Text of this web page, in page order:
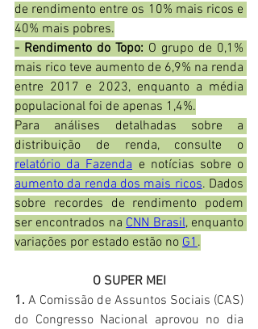
de rendimento entre os 10% mais ricos e
40% mais pobres.
- Rendimento do Topo: O grupo de 0,1%
mais rico teve aumento de 6,9% na renda
entre 2017 e 2023, enquanto a média
populacional foi de apenas 1,4%.
Para análises detalhadas sobre a
relatório da Fazenda
aumento da renda dos mais ricos. Dados
sobre recordes de rendimento podem
ser encontrados na CNN Brasil, enquanto
variações por estado estão no G1 .
O SUPER MEI
1. A Comissão de Assuntos Sociais (CAS)
do Congresso Nacional aprovou no dia